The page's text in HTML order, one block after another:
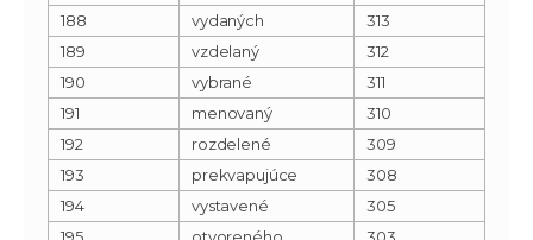
188
vydaných
313
189
vzdelaný
312
190
vybrané
311
191
menovaný
310
192
rozdelené
309
193
prekvapujúce
308
194
vystavené
305
195
otvoreného 303